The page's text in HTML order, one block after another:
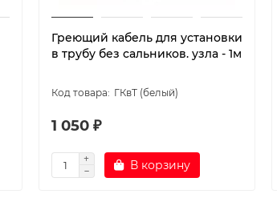
Греющий кабель для установки
в трубу без сальников. узла - 1м
ГКвТ (белый)
1 050 ₽
В корзину